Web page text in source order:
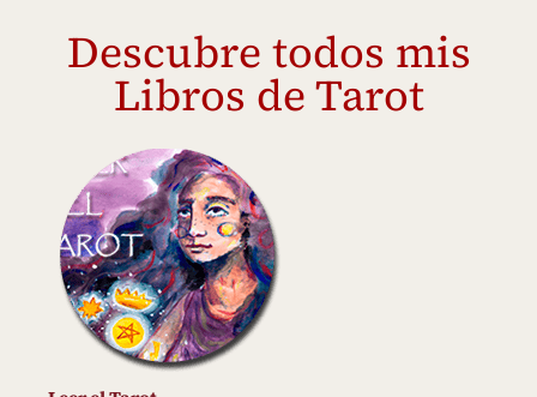
Descubre todos mis
Libros de Tarot